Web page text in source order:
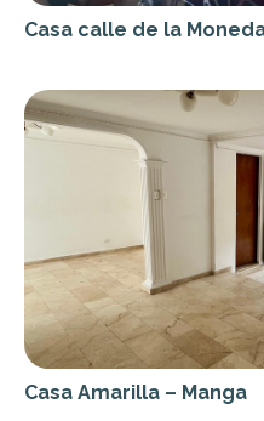
Casa calle de la
Casa Amarilla – Manga